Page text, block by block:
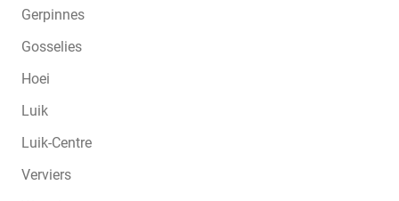
Gerpinnes
Gosselies
Hoei
Luik
Luik-Centre
Verviers